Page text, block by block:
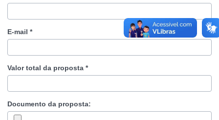
E-mail *
Valor total da proposta *
Documento da proposta: